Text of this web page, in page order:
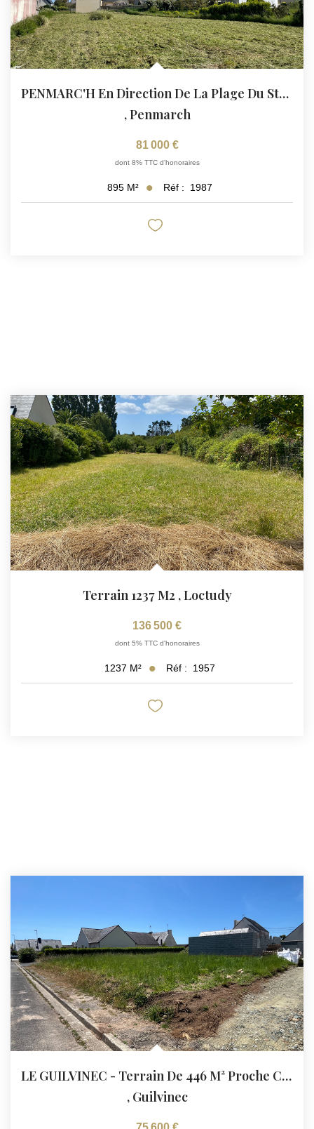
PENMARC'H En Direction De La Plage Du Steir - Terrain De...
,Penmarch
81 000 €
dont 8% TTC d'honoraires
895 M² Réf : 1987
Terrain 1237 M2 ,Loctudy
136 500 €
dont 5% TTC d'honoraires
1237 M² Réf : 1957
LE GUILVINEC - Terrain De 446 M² Proche Centre-Ville
, Guilvinec